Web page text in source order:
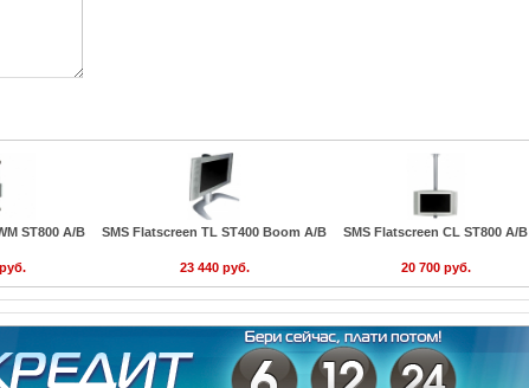
ST800 A/B SMS Flatscreen TL ST400 Boom A/B
23 440 руб.
SMS Flatscreen CL ST800 A/B
20 700 руб.